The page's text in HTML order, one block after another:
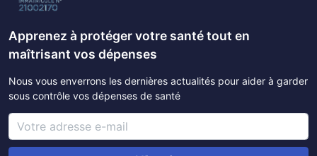
Apprenez à protéger votre santé tout en
maîtrisant vos dépenses
Nous vous enverrons les dernières actualités pour aider à garder
sous contrôle vos dépenses de santé